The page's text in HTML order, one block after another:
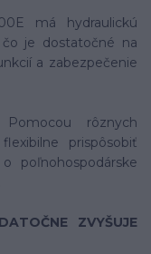
má hydraulickú
je dostatočné na
a zabezpečenie
Pomocou rôznych
prispôsobiť
poľnohospodárske
ZVYŠUJE